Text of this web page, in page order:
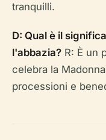
tranquilli.
D: Qual è il
l'abbazia? R: È un
celebra la
processioni e